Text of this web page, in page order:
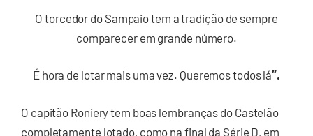
O torcedor do Sampaio tem a tradição de sempre
comparecer em grande número.
É hora de lotar mais uma vez. Queremos todos lá”.
O capitão Roniery tem boas lembranças do Castelão
completamente lotado, como na final da Série D, em